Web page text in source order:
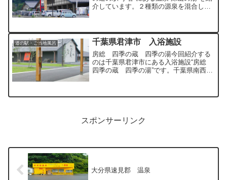
介しています。２種類の源泉を混合して
道の駅・ご当地風呂 千葉県君津市 入浴施設
房総 四季の蔵 四季の湯今回紹介する
のは千葉県君津市にある入浴施設“房総
四季の蔵 四季の湯”です。千葉県南西部
蔵”内にある入浴施設です。→千葉県の入
スポンサーリンク
大分県速見郡 温泉